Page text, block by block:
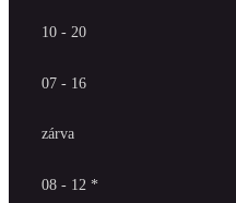
10 - 20
07 - 16
zárva
08 - 12 *